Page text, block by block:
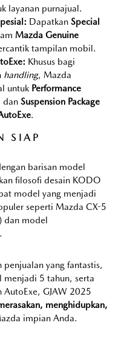
layanan purnajual.
DapatkanSpecial
Mazda Genuine
tampilan mobil.
Khusus bagi
handling, Mazda
untuk Performance
danSuspension Package
.
SIAP
barisan model
filosofi desain KODO
model yang menjadi
seperti Mazda CX-5
dan model
yang fantastis,
menjadi 5 tahun, serta
AutoExe, GJAW 2025
menghidupkan,
impian Anda.